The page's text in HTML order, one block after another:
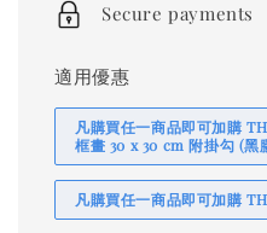
Secure payments
適用優惠
凡購買任一商品即可加購
框畫 30 x 30 cm 附掛勾 (黑
凡購買任一商品即可加購